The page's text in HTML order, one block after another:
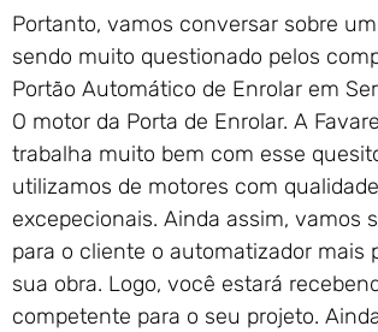
Portanto, vamos conversar sobre
sendo muito questionado pelos
Portão Automático de Enrolar em
O motor da Porta de Enrolar. A
trabalha muito bem com esse
utilizamos de motores com
excepecionais. Ainda assim, vamos
para o cliente o automatizador mais
sua obra. Logo, você estará
competente para o seu projeto.